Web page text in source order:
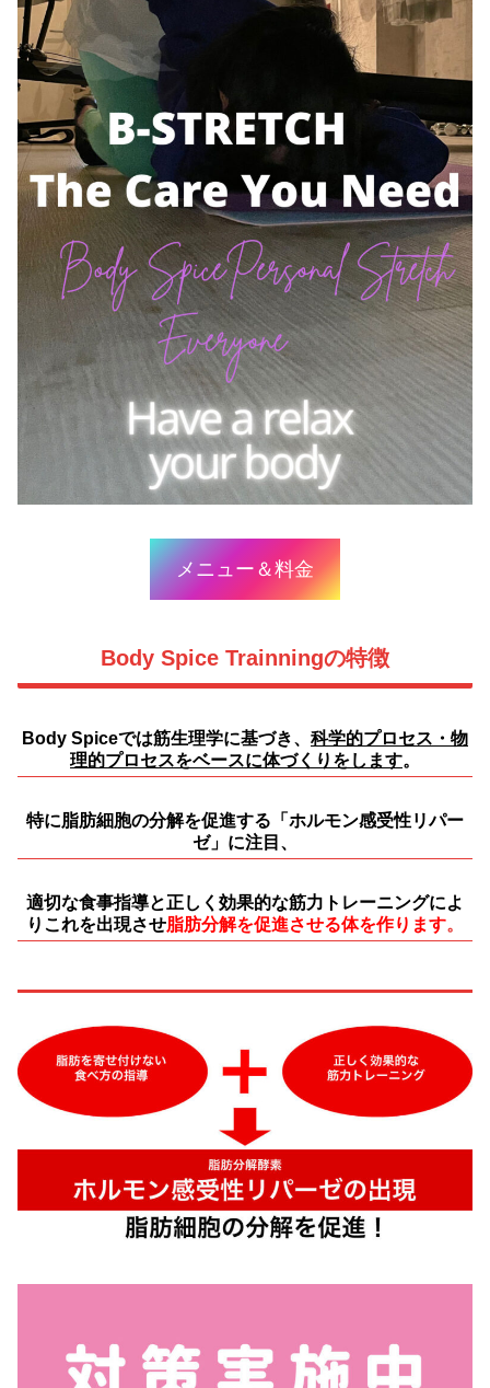
メニュー＆料金
Body Spice Trainningの特徴
Body Spiceでは筋生理学に基づき、 科学的プロセス・物
理的プロセスをベースに体づくりをします。
特に脂肪細胞の分解を促進する「 ホルモン感受性リパー
ゼ」に注目、
適切な食事指導と正しく効果的な筋力トレーニングによ
りこれを出現させ脂肪分解を促進させる体を作ります。